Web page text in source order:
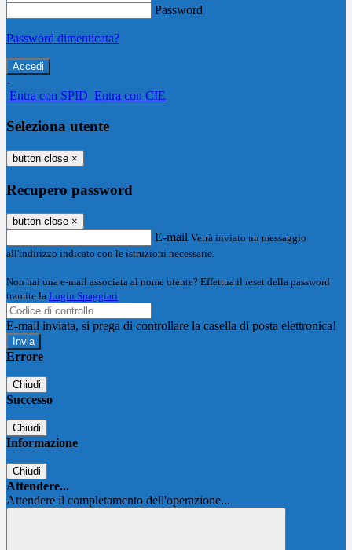
Password
Password dimenticata?
-
Entra con SPID Entra con CIE
Seleziona utente
button close ×
Recupero password
button close ×
E-mail Verrà inviato un messaggio
all'indirizzo indicato con le istruzioni necessarie.
Non hai una e-mail associata al nome utente? Effettua il reset della password
tramite la Login Spaggiari
E-mail inviata, si prega di controllare la casella di posta elettronica!
Errore
Chiudi
Successo
Chiudi
Informazione
Chiudi
Attendere...
Attendere il completamento dell'operazione...